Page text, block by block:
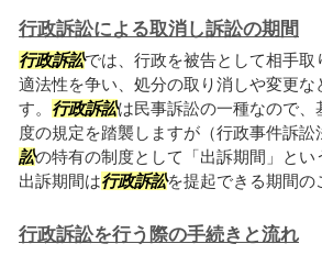
行政訴訟による取消し訴訟の期間
行政訴訟では、行政を被告として相手取
適法性を争い、処分の取り消しや変更な
す。 行政訴訟は民事訴訟の一種なので、
度の規定を踏襲しますが（行政事件訴訟
訟の特有の制度として「出訴期間」とい
出訴期間は行政訴訟を提起できる期間の
行政訴訟を行う際の手続きと流れ